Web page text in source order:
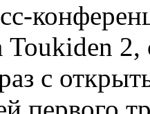
Toukiden
с